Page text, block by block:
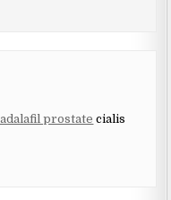
prostate cialis